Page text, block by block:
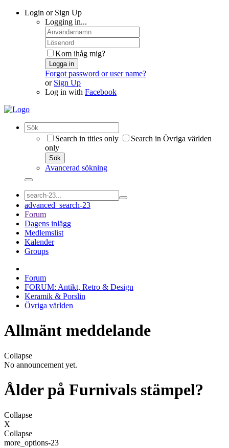
Login or Sign Up
Logging in...
Kom ihåg mig?
Logga in
Forgot password or user name?
or Sign Up
Log in with Facebook
Search in titles only
Search in Övriga världen
only
Sök
Avancerad sökning
advanced_search-23
Forum
Dagens inlägg
Medlemslist
Kalender
Groups
Forum
FORUM: Antikt, Retro & Design
Keramik & Porslin
Övriga världen
Allmänt meddelande
Collapse
No announcement yet.
Ålder på Furnivals stämpel?
Collapse
X
Collapse
more_options-23